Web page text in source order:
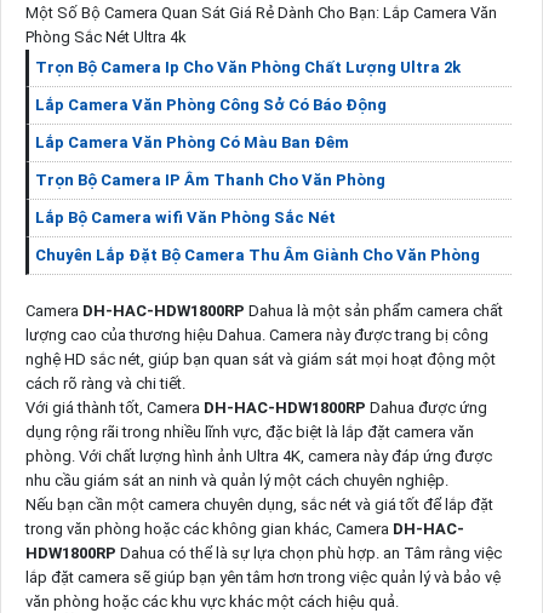
Một Số Bộ Camera Quan Sát Giá Rẻ Dành Cho Bạn: Lắp Camera Văn
Phòng Sắc Nét Ultra 4k
Trọn Bộ Camera Ip Cho Văn Phòng Chất Lượng Ultra 2k
Lắp Camera Văn Phòng Công Sở Có Báo Động
Lắp Camera Văn Phòng Có Màu Ban Đêm
Trọn Bộ Camera IP Âm Thanh Cho Văn Phòng
Lắp Bộ Camera wifi Văn Phòng Sắc Nét
Chuyên Lắp Đặt Bộ Camera Thu Âm Giành Cho Văn Phòng
Camera DH-HAC-HDW1800RP Dahua là một sản phẩm camera chất
lượng cao của thương hiệu Dahua. Camera này được trang bị công
nghệ HD sắc nét, giúp bạn quan sát và giám sát mọi hoạt động một
cách rõ ràng và chi tiết.
Với giá thành tốt, Camera DH-HAC-HDW1800RP Dahua được ứng
dụng rộng rãi trong nhiều lĩnh vực, đặc biệt là lắp đặt camera văn
phòng. Với chất lượng hình ảnh Ultra 4K, camera này đáp ứng được
nhu cầu giám sát an ninh và quản lý một cách chuyên nghiệp.
Nếu bạn cần một camera chuyên dụng, sắc nét và giá tốt để lắp đặt
trong văn phòng hoặc các không gian khác, Camera DH-HAC-
HDW1800RP Dahua có thể là sự lựa chọn phù hợp. an Tâm rằng việc
lắp đặt camera sẽ giúp bạn yên tâm hơn trong việc quản lý và bảo vệ
văn phòng hoặc các khu vực khác một cách hiệu quả.